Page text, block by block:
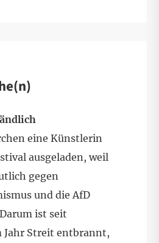
eine Künstlerin
ausgeladen, weil
gegen
und die AfD
ist seit
Jahr Streit entbrannt,